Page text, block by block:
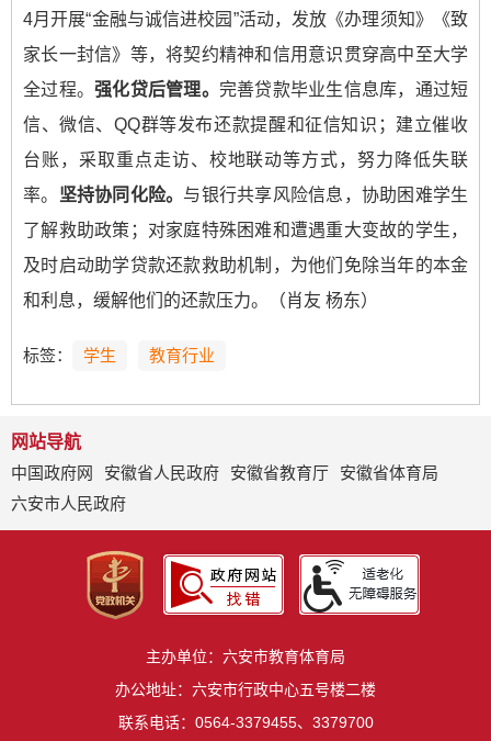
4月开展“金融与诚信进校园”活动，发放《办理须知》《致
家长一封信》等，将契约精神和信用意识贯穿高中至大学
全过程。 强化贷后管理。 完善贷款毕业生信息库，通过短
信、微信、QQ群等发布还款提醒和征信知识；建立催收
台账，采取重点走访、校地联动等方式，努力降低失联
率。 坚持协同化险。 与银行共享风险信息，协助困难学生
了解救助政策；对家庭特殊困难和遭遇重大变故的学生，
及时启动助学贷款还款救助机制，为他们免除当年的本金
和利息，缓解他们的还款压力。（肖友 杨东）
标签： 学生 教育行业
网站导航
中国政府网
安徽省人民政府 安徽省教育厅
安徽省体育局
六安市人民政府
主办单位：六安市教育体育局
办公地址：六安市行政中心五号楼二楼
联系电话：0564-3379455、3379700